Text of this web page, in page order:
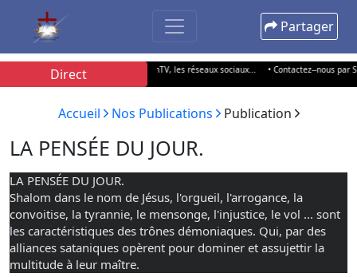
Partager
Direct
Radio Solution 100.5 FM, SolutionTV, les réseaux sociaux... • Contactez--nous par
Accueil Nos Publications Publication
LA PENSÉE DU JOUR.
LA PENSÉE DU JOUR.
Shalom dans le nom de Jésus, l'orgueil, l'arrogance, la
convoitise, la tyrannie, le mensonge, l'injustice, le vol ... sont
les caractéristiques des trônes démoniaques. Qui, par des
alliances sataniques opèrent pour dominer et assujettir la
multitude à leur maître.